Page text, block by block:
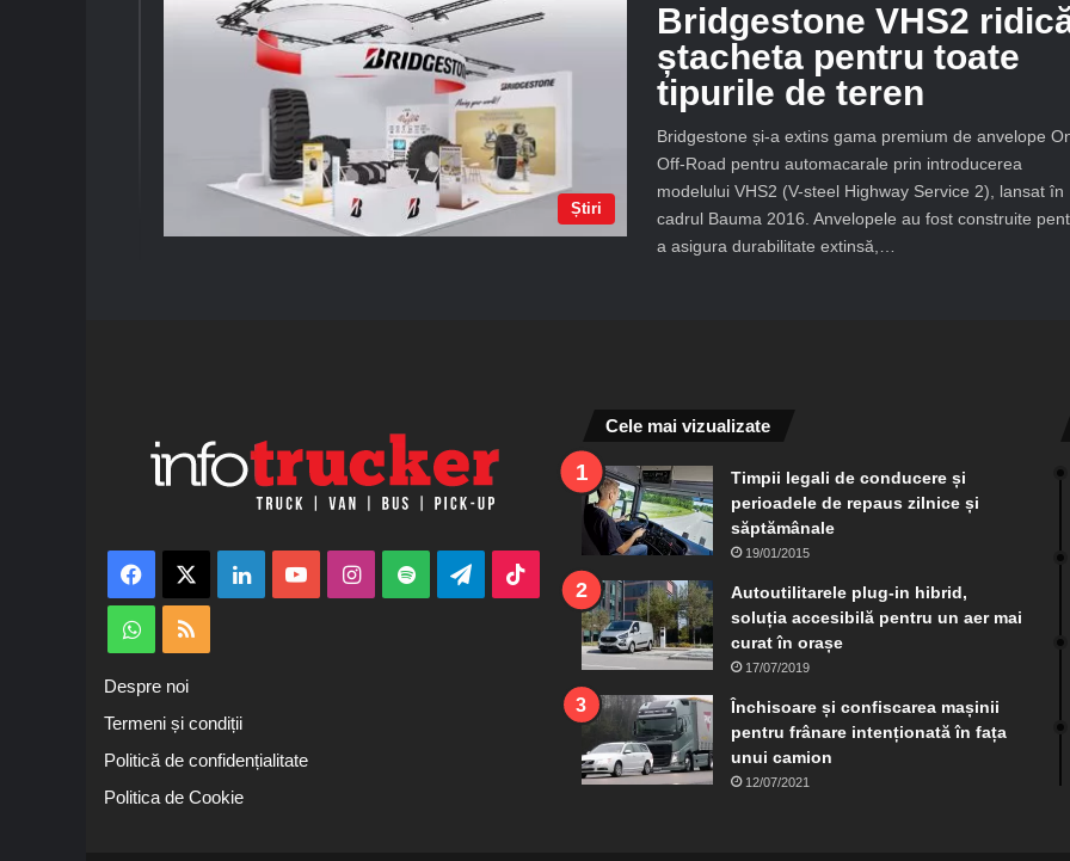
Știri
Bridgestone VHS2
ștacheta pentru toate
tipurile de teren
Bridgestone și-a extins gama premium de anvelope
Off-Road pentru automacarale prin introducerea
modelului VHS2 (V-steel Highway Service 2), lansat în
cadrul Bauma 2016. Anvelopele au fost construite
a asigura durabilitate extinsă,…
Facebook LinkedInYouTubeInstagram
Spotify TelegramTikTok
WhatsApp
Despre noi
Termeni și condiții
Politică de confidențialitate
Politica de Cookie
Cele mai vizualizate
Timpii legali de conducere și
perioadele de repaus zilnice și
săptămânale
19/01/2015
Autoutilitarele plug-in hibrid,
soluția accesibilă pentru un aer mai
curat în orașe
17/07/2019
Închisoare și confiscarea mașinii
pentru frânare intenționată în fața
unui camion
12/07/2021